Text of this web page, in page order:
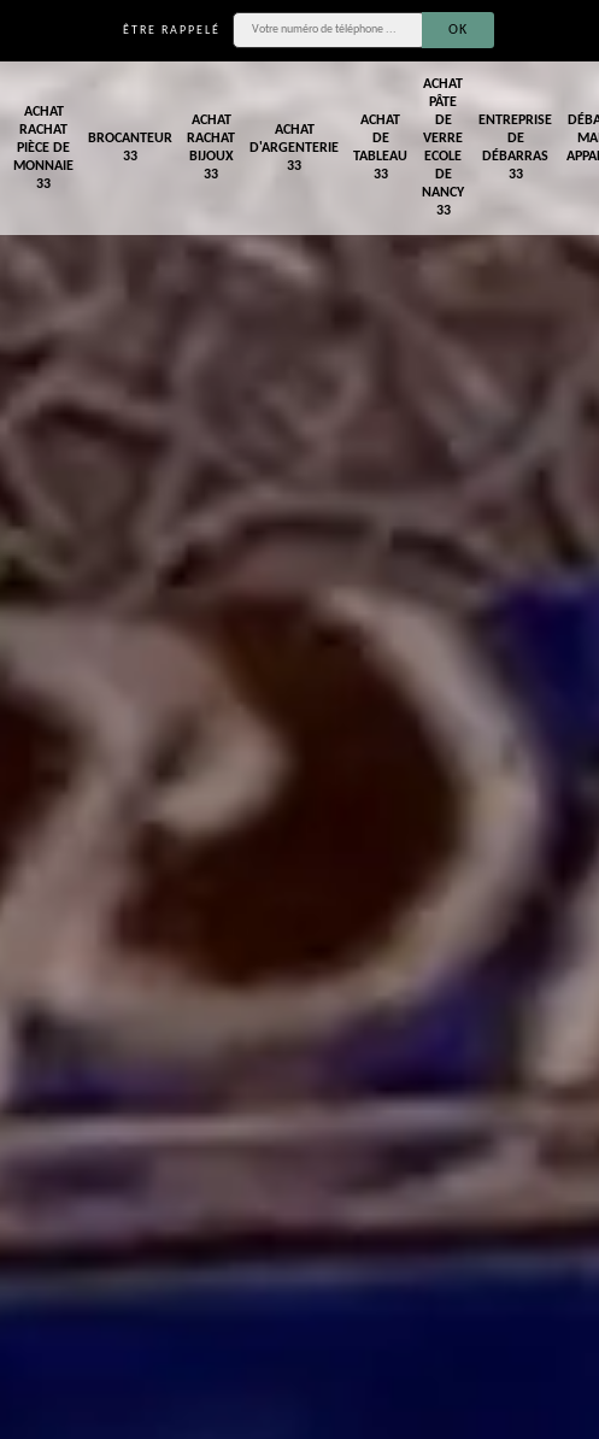
ÊTRE RAPPELÉ
ACHAT
RACHAT
PIÈCE DE
MONNAIE
33
BROCANTEUR
33
ACHAT
RACHAT
BIJOUX
33
ACHAT
D'ARGENTERIE
33
ACHAT
DE
TABLEAU
33
ACHAT
PÂTE
DE
VERRE
ECOLE
DE
NANCY
33
ENTREPRISE
DE
DÉBARRAS
33